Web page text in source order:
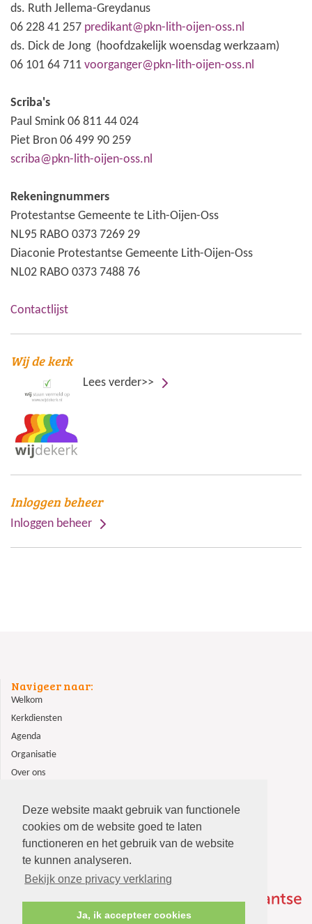
Deze website maakt gebruik van functionele
cookies om de website goed te laten
functioneren en het gebruik van de website
te kunnen analyseren.
Bekijk onze privacy verklaring
Ja, ik accepteer cookies
ds. Ruth Jellema-Greydanus
06 228 41 257 predikant@pkn-lith-oijen-oss.nl
ds. Dick de Jong (hoofdzakelijk woensdag werkzaam)
06 101 64 711 voorganger@pkn-lith-oijen-oss.nl
Scriba's
Paul Smink 06 811 44 024
Piet Bron 06 499 90 259
scriba@pkn-lith-oijen-oss.nl
Rekeningnummers
Protestantse Gemeente te Lith-Oijen-Oss
NL95 RABO 0373 7269 29
Diaconie Protestantse Gemeente Lith-Oijen-Oss
NL02 RABO 0373 7488 76
Contactlijst
Wij de kerk
Lees verder>>
Inloggen beheer
Inloggen beheer
Navigeer naar:
Welkom
Kerkdiensten
Agenda
Organisatie
Over ons
Contact